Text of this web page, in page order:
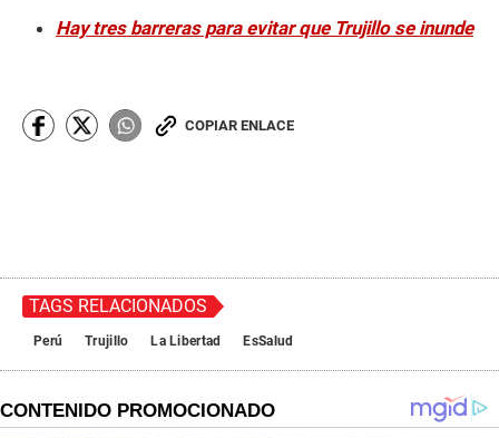
Hay tres barreras para evitar que Trujillo se inunde
COPIAR ENLACE
TAGS RELACIONADOS
Perú Trujillo La Libertad EsSalud